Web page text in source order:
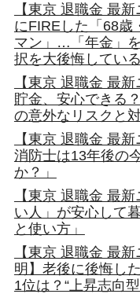
【東京 退職金 最
にFIREした「68歳
マン」…「年金」
択を大後悔してい
【東京 退職金 最
貯金、安心できる
の意外なリスクと
【東京 退職金 最
消防士は13年後の
か？」
【東京 退職金 最
い人」が安心して
と使い方」
【東京 退職金 最
明】老後に後悔し
1位は？“上昇志向型